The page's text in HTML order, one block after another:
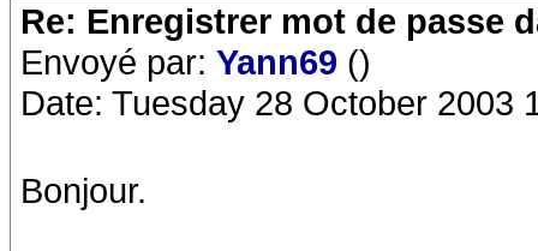
Re: Enregistrer mot de passe
Envoyé par: Yann69 ()
Date: Tuesday 28 October 2003
Bonjour.